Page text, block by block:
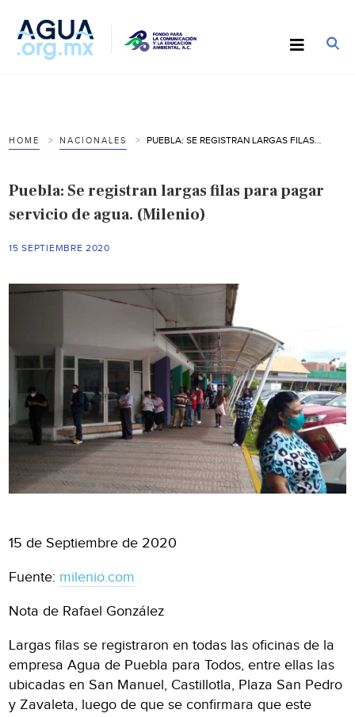
HOME NACIONALES
Puebla: Se registran largas filas para pagar
servicio de agua. (Milenio)
15 SEPTIEMBRE 2020
15 de Septiembre de 2020
Fuente: milenio.com
Nota de Rafael González
Largas filas se registraron en todas las oficinas de la
empresa Agua de Puebla para Todos, entre ellas las
ubicadas en San Manuel, Castillotla, Plaza San Pedro
y Zavaleta, luego de que se confirmara que este